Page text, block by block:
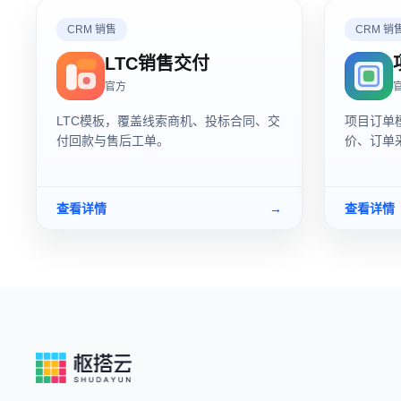
CRM 销售
LTC销售交付
官方
LTC模板，覆盖线索商机、投标合同、交
付回款与售后工单。
查看详情 →
CRM 销
项目订单
价、订单
查看详情